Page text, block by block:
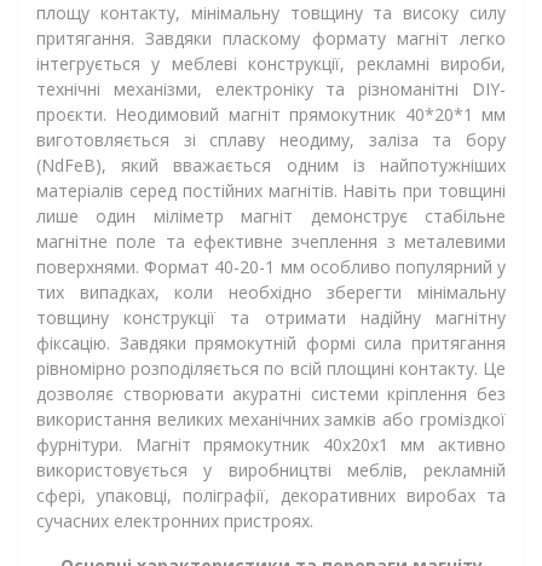
площу контакту, мінімальну товщину та високу силу
притягання. Завдяки пласкому формату магніт легко
інтегрується у меблеві конструкції, рекламні вироби,
технічні механізми, електроніку та різноманітні DIY-
проєкти. Неодимовий магніт прямокутник 40*20*1 мм
виготовляється зі сплаву неодиму, заліза та бору
(NdFeB), який вважається одним із найпотужніших
матеріалів серед постійних магнітів. Навіть при товщині
лише один міліметр магніт демонструє стабільне
магнітне поле та ефективне зчеплення з металевими
поверхнями. Формат 40-20-1 мм особливо популярний у
тих випадках, коли необхідно зберегти мінімальну
товщину конструкції та отримати надійну магнітну
фіксацію. Завдяки прямокутній формі сила притягання
рівномірно розподіляється по всій площині контакту. Це
дозволяє створювати акуратні системи кріплення без
використання великих механічних замків або громіздкої
фурнітури. Магніт прямокутник 40x20x1 мм активно
використовується у виробництві меблів, рекламній
сфері, упаковці, поліграфії, декоративних виробах та
сучасних електронних пристроях.